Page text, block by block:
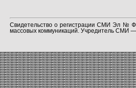
Свидетельство о регистрации СМИ Эл №
массовых коммуникаций. Учредитель СМИ —